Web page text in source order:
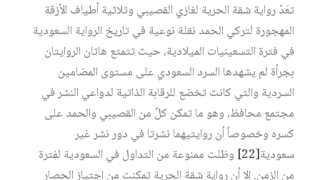
تعَدّ رواية شقة الحرية لغازي القصيبي وثلاثية أطياف الأزقة
المهجورة لتركي الحمد نقلة نوعية في تاريخ الرواية السعودية
في فترة التسعينيات الميلادية، حيث تتمتع هاتان الروايتان
بجرأة لم يشهدها السرد السعودي على مستوى المضامين
السردية والتي كانت تخضع للرقابة الذاتية لدواعي النشر في
مجتمع محافظ، وهو ما تمكن كلٌ من القصيبي والحمد على
كسره وخصوصاً أن روايتيهما نشرتا في دور نشر غير
سعودية‏[22]
وظلت ممنوعة من التداول في السعودية لفترة